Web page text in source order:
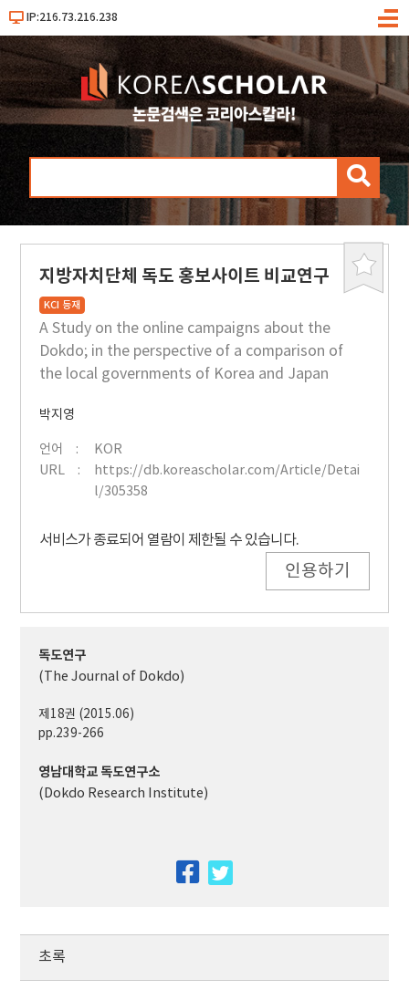
IP:216.73.216.238
메
검
북
지방자치단체 독도 홍보사이트 비교연구
KCI 등재
A Study on the online campaigns about the
Dokdo; in the perspective of a comparison of
the local governments of Korea and Japan
박지영
언어
KOR
URL
https://db.koreascholar.com/Article/Detai
l/305358
서비스가 종료되어 열람이 제한될 수 있습니다.
인용하기
독도연구
(The Journal of Dokdo)
제18권 (2015.06)
pp.239-266
영남대학교 독도연구소
(Dokdo Research Institute)
facebook
초록